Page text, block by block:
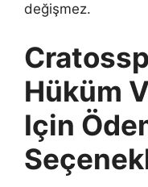
değişmez.
Hüküm
Için